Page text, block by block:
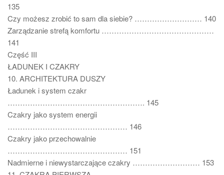
135
Czy możesz zrobić to sam dla siebie? ……………………… 140
Zarządzanie strefą komfortu ………………………………………
141
Część III
ŁADUNEK I CZAKRY
10. ARCHITEKTURA DUSZY
Ładunek i system czakr
………………………………………………. 145
Czakry jako system energii
………………………………………… 146
Czakry jako przechowalnie
………………………………………… 151
Nadmierne i niewystarczające czakry ……………………… 153